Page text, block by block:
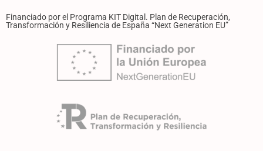
Financiado por el Programa KIT Digital. Plan de Recuperación,
Transformación y Resiliencia de España “Next Generation EU”